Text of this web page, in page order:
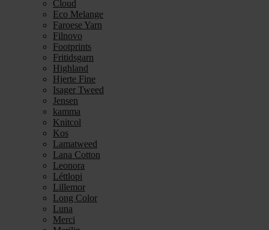
Cloud
Eco Melange
Faroese Yarn
Filnovo
Footprints
Fritidsgarn
Highland
Hjerte Fine
Isager Tweed
Jensen
kamma
Knitcol
Kos
Lamatweed
Lana Cotton
Leonora
Léttlopi
Lillemor
Long Color
Luna
Merci